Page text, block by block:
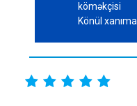
köməkçisi
Könül xanıma
    